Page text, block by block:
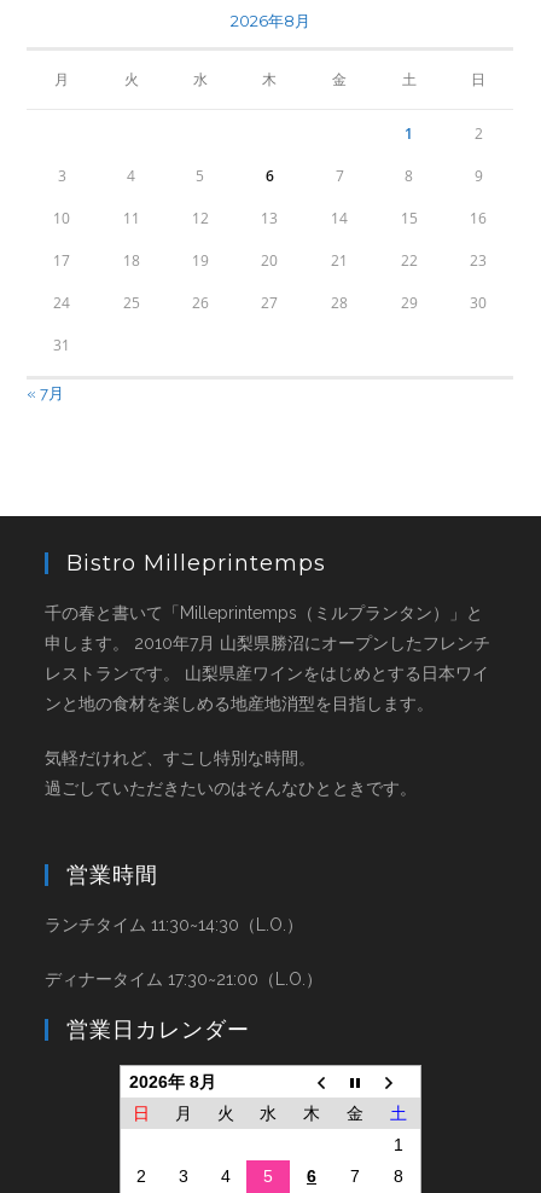
2026年8月
月 火 水 木 金 土 日
1 2
3 4 5 6 7 8 9
10 11 12 13 14 15 16
17 18 19 20 21 22 23
24 25 26 27 28 29 30
31
« 7月
Bistro Milleprintemps
千の春と書いて「Milleprintemps（ミルプランタン）」と
申します。 2010年7月 山梨県勝沼にオープンしたフレンチ
レストランです。 山梨県産ワインをはじめとする日本ワイ
ンと地の食材を楽しめる地産地消型を目指します。
気軽だけれど、すこし特別な時間。
過ごしていただきたいのはそんなひとときです。
営業時間
ランチタイム 11:30~14:30（L.O.）
ディナータイム 17:30~21:00（L.O.）
営業日カレンダー
2026年 8月
日
月 火 水 木 金
土
1
2
3 4 5 6 7
8